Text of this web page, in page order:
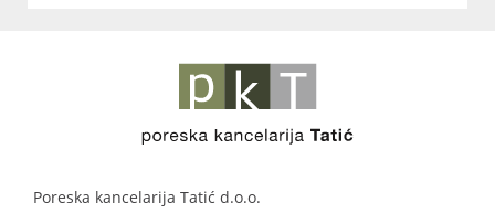
Poreska kancelarija Tatić d.o.o.